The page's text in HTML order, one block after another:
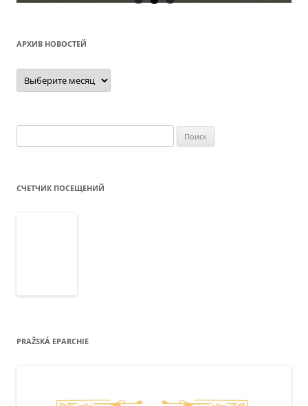
АРХИВ НОВОСТЕЙ
Архив
новостей
СЧЕТЧИК ПОСЕЩЕНИЙ
PRAŽSKÁ EPARCHIE